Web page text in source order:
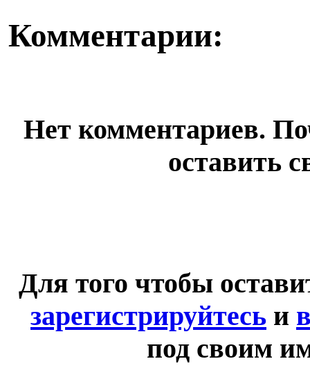
Комментарии:
Нет комментариев.
оставить
Для того чтобы
зарегистрируйтесь и
под своим